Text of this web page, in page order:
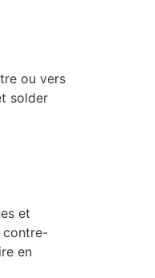
ou vers
solder
et
contre-
en